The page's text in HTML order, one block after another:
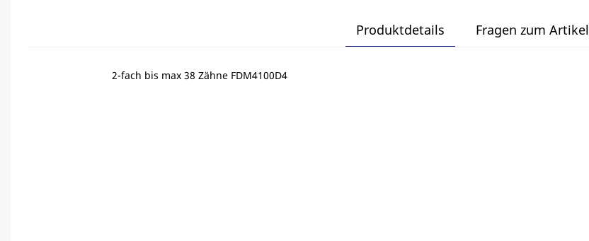
Produktdetails Fragen zum Artikel
2-fach bis max 38 Zähne FDM4100D4